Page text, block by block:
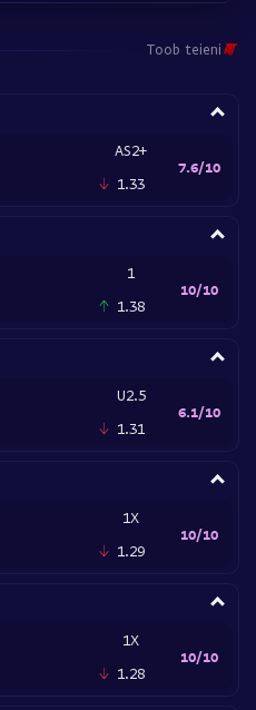
Toob teieni
AS2+
1.33
7.6/10
1
1.38
10/10
U2.5
1.31
6.1/10
1X
1.29
10/10
1X
1.28
10/10